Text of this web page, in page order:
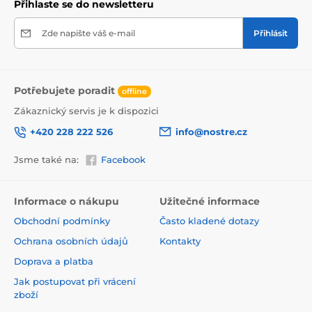
Použitá tisková metoda je ekologická, a proto jsou
přísné normy a mají VOC i GREENGUARD GOLD
certifikaci. Navíc jsou bez obsahu PVC a lepidlo je na
Přihlaste se do newsletteru
Zde napište váš e-mail Přihlásit
Potřebujete poradit offline
Zákaznický servis je k dispozici
+420 228 222 526
info@nostre.cz
Jsme také na: Facebook
Informace o nákupu
Obchodní podmínky
Ochrana osobních údajů
Doprava a platba
Jak postupovat při vrácení
zboží
Užitečné informace
Často kladené dotazy
Kontakty